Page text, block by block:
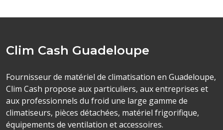
Clim Cash Guadeloupe
Fournisseur de matériel de climatisation en Guadeloupe,
Clim Cash propose aux particuliers, aux entreprises et
aux professionnels du froid une large gamme de
climatiseurs, pièces détachées, matériel frigorifique,
équipements de ventilation et accessoires.